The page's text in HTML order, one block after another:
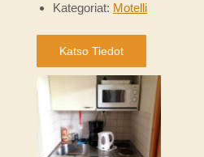
Kategoriat: Motelli
Katso Tiedot